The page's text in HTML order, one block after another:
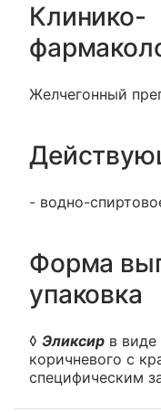
Клинико-
Желчегонный
- водно-
Форма
упаковка
◊ Эликсир в
коричневого с
специфическим